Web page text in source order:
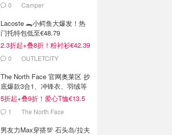
0 Camper
Lacoste 🐊小鳄鱼大爆发！热
门托特包低至€48.79
2.3折起+叠8折！粉衬衫€42.39
0
OUTLETCITY
The North Face 官网奥莱区 抄
底爆款3合1、冲锋衣、羽绒等
5折起+叠9折！爱心T恤€13.5
1 The North Face
男友力Max穿搭💯 石头岛/拉夫